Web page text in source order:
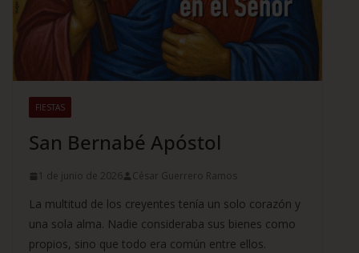
FIESTAS
San Bernabé Apóstol
1 de junio de 2026 César Guerrero Ramos
La multitud de los creyentes tenía un solo corazón y
una sola alma. Nadie consideraba sus bienes como
propios, sino que todo era común entre ellos.